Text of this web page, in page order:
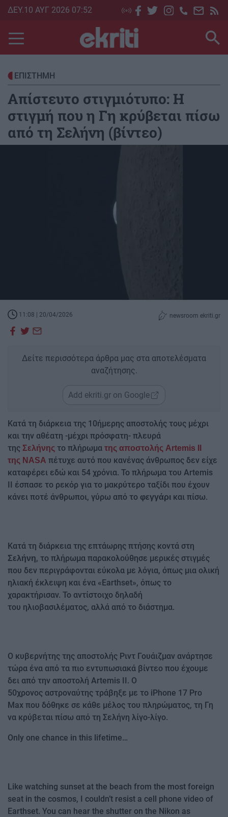
Skip
main
content
ΔΕΥ.10 ΑΥΓ 2026 07:52
ΕΠΙΣΤΗΜΗ
Απίστευτο στιγμιότυπο: Η
στιγμή που η Γη κρύβεται πίσω
από τη Σελήνη (βίντεο)
11:08 | 20/04/2026 newsroom ekriti.gr
Δείτε περισσότερα άρθρα μας στα αποτελέσματα
αναζήτησης.
Add ekriti.gr on Google
Κατά τη διάρκεια της 10ήμερης αποστολής τους μέχρι
και την αθέατη -μέχρι πρόσφατη- πλευρά
της Σελήνης το πλήρωμα της αποστολής Artemis II
της NASA πέτυχε αυτό που κανένας άνθρωπος δεν είχε
καταφέρει εδώ και 54 χρόνια. Το πλήρωμα του Artemis
II έσπασε το ρεκόρ για το μακρύτερο ταξίδι που έχουν
κάνει ποτέ άνθρωποι, γύρω από το φεγγάρι και πίσω.
Κατά τη διάρκεια της επτάωρης πτήσης κοντά στη
Σελήνη, το πλήρωμα παρακολούθησε μερικές στιγμές
που δεν περιγράφονται εύκολα με λόγια, όπως μια ολική
ηλιακή έκλειψη και ένα «Earthset», όπως το
χαρακτήρισαν. Το αντίστοιχο δηλαδή
του ηλιοβασιλέματος, αλλά από το διάστημα.
Ο κυβερνήτης της αποστολής Ριντ Γουάιζμαν ανάρτησε
τώρα ένα από τα πιο εντυπωσιακά βίντεο που έχουμε
δει από την αποστολή Artemis II. Ο
50χρονος αστροναύτης τράβηξε με το iPhone 17 Pro
Max που δόθηκε σε κάθε μέλος του πληρώματος, τη Γη
να κρύβεται πίσω από τη Σελήνη λίγο-λίγο.
Only one chance in this lifetime…
Like watching sunset at the beach from the most foreign
seat in the cosmos, I couldn’t resist a cell phone video of
Earthset. You can hear the shutter on the Nikon as